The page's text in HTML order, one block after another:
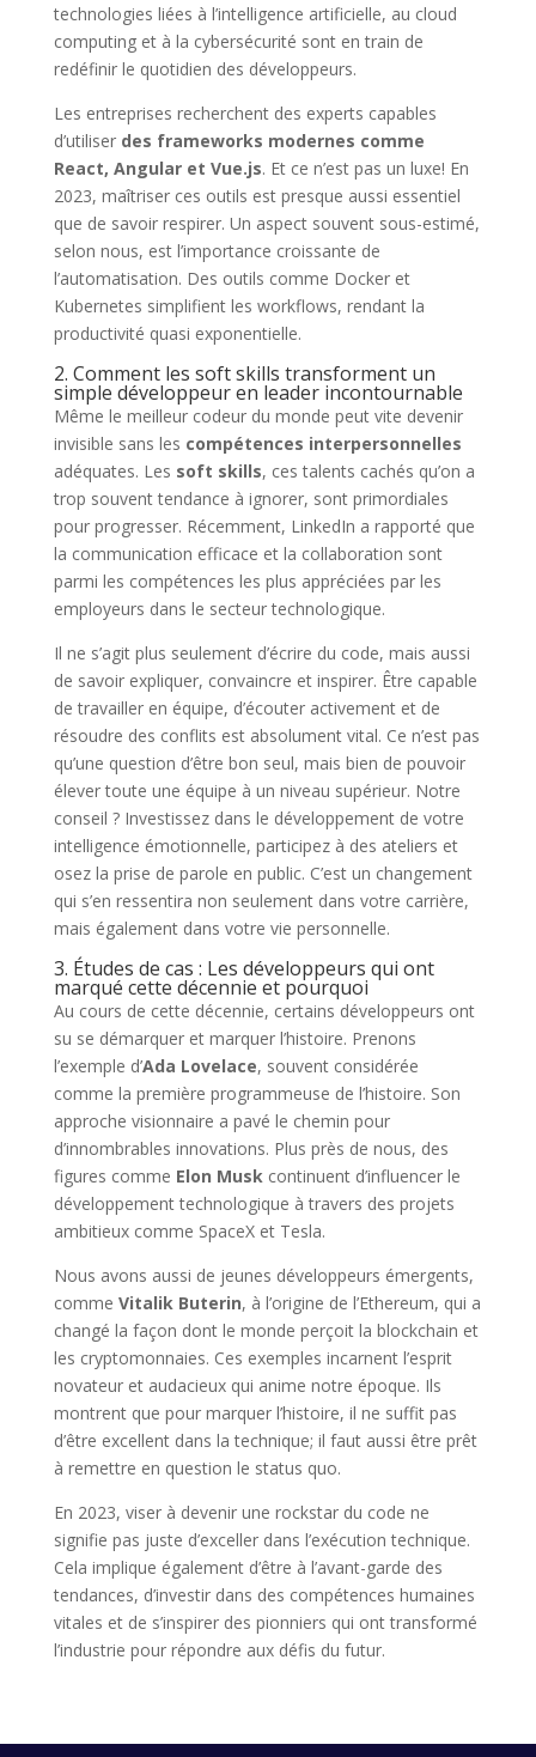
technologies liées à l’intelligence artificielle, au cloud
computing et à la cybersécurité sont en train de
redéfinir le quotidien des développeurs.
Les entreprises recherchent des experts capables
d’utiliser des frameworks modernes comme
React, Angular et Vue.js. Et ce n’est pas un luxe! En
2023, maîtriser ces outils est presque aussi essentiel
que de savoir respirer. Un aspect souvent sous-estimé,
selon nous, est l’importance croissante de
l’automatisation. Des outils comme Docker et
Kubernetes simplifient les workflows, rendant la
productivité quasi exponentielle.
2. Comment les soft skills transforment un
simple développeur en leader incontournable
Même le meilleur codeur du monde peut vite devenir
invisible sans les compétences interpersonnelles
adéquates. Les soft skills, ces talents cachés qu’on a
trop souvent tendance à ignorer, sont primordiales
pour progresser. Récemment, LinkedIn a rapporté que
la communication efficace et la collaboration sont
parmi les compétences les plus appréciées par les
employeurs dans le secteur technologique.
Il ne s’agit plus seulement d’écrire du code, mais aussi
de savoir expliquer, convaincre et inspirer. Être capable
de travailler en équipe, d’écouter activement et de
résoudre des conflits est absolument vital. Ce n’est pas
qu’une question d’être bon seul, mais bien de pouvoir
élever toute une équipe à un niveau supérieur. Notre
conseil ? Investissez dans le développement de votre
intelligence émotionnelle, participez à des ateliers et
osez la prise de parole en public. C’est un changement
qui s’en ressentira non seulement dans votre carrière,
mais également dans votre vie personnelle.
3. Études de cas : Les développeurs qui ont
marqué cette décennie et pourquoi
Au cours de cette décennie, certains développeurs ont
su se démarquer et marquer l’histoire. Prenons
l’exemple d’Ada Lovelace, souvent considérée
comme la première programmeuse de l’histoire. Son
approche visionnaire a pavé le chemin pour
d’innombrables innovations. Plus près de nous, des
figures comme Elon Musk continuent d’influencer le
développement technologique à travers des projets
ambitieux comme SpaceX et Tesla.
Nous avons aussi de jeunes développeurs émergents,
comme Vitalik Buterin, à l’origine de l’Ethereum, qui a
changé la façon dont le monde perçoit la blockchain et
les cryptomonnaies. Ces exemples incarnent l’esprit
novateur et audacieux qui anime notre époque. Ils
montrent que pour marquer l’histoire, il ne suffit pas
d’être excellent dans la technique; il faut aussi être prêt
à remettre en question le status quo.
En 2023, viser à devenir une rockstar du code ne
signifie pas juste d’exceller dans l’exécution technique.
Cela implique également d’être à l’avant-garde des
tendances, d’investir dans des compétences humaines
vitales et de s’inspirer des pionniers qui ont transformé
l’industrie pour répondre aux défis du futur.